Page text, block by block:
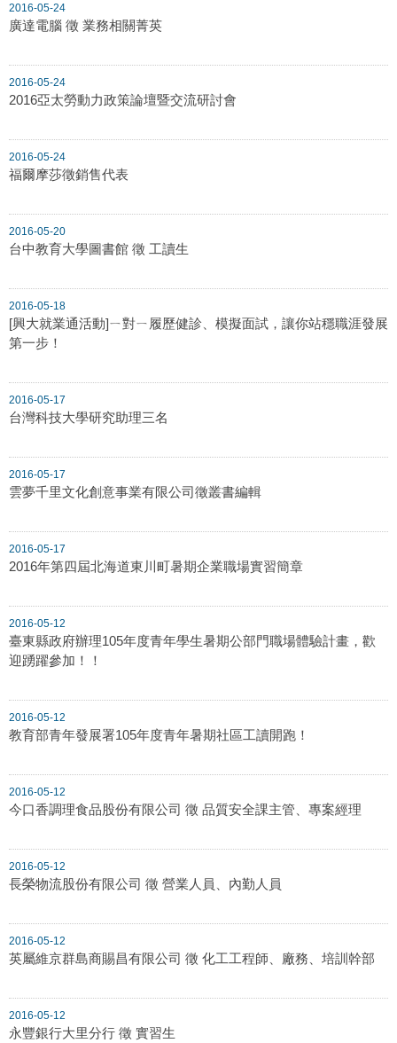
2016-05-24
廣達電腦 徵 業務相關菁英
2016-05-24
2016亞太勞動力政策論壇暨交流研討會
2016-05-24
福爾摩莎徵銷售代表
2016-05-20
台中教育大學圖書館 徵 工讀生
2016-05-18
[興大就業通活動]ㄧ對ㄧ履歷健診、模擬面試，讓你站穩職涯發展
第一步！
2016-05-17
台灣科技大學研究助理三名
2016-05-17
雲夢千里文化創意事業有限公司徵叢書編輯
2016-05-17
2016年第四屆北海道東川町暑期企業職場實習簡章
2016-05-12
臺東縣政府辦理105年度青年學生暑期公部門職場體驗計畫，歡
迎踴躍參加！！
2016-05-12
教育部青年發展署105年度青年暑期社區工讀開跑！
2016-05-12
今口香調理食品股份有限公司 徵 品質安全課主管、專案經理
2016-05-12
長榮物流股份有限公司 徵 營業人員、內勤人員
2016-05-12
英屬維京群島商賜昌有限公司 徵 化工工程師、廠務、培訓幹部
2016-05-12
永豐銀行大里分行 徵 實習生